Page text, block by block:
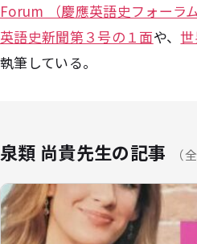
Forum （慶應英語史フォーラム
英語史新聞第３号の１面や、
執筆している。
泉類 尚貴先生の記事 （